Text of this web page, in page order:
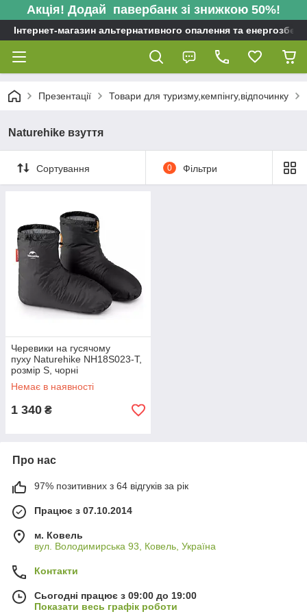
Акція! Додай павербанк зі знижкою 50%!
Інтернет-магазин альтернативного опалення та
Презентації Товари для туризму,кемпінгу,відпочинку
Naturehike взуття
Сортування 0 Фільтри
Черевики на гусячому
пуху Naturehike NH18S023-T,
розмір S, чорні
Немає в наявності
1 340 ₴
Про нас
97% позитивних з 64 відгуків за рік
Працює з 07.10.2014
м. Ковель
вул. Володимирська 93, Ковель, Україна
Контакти
Сьогодні працює з 09:00 до 19:00
Показати весь графік роботи